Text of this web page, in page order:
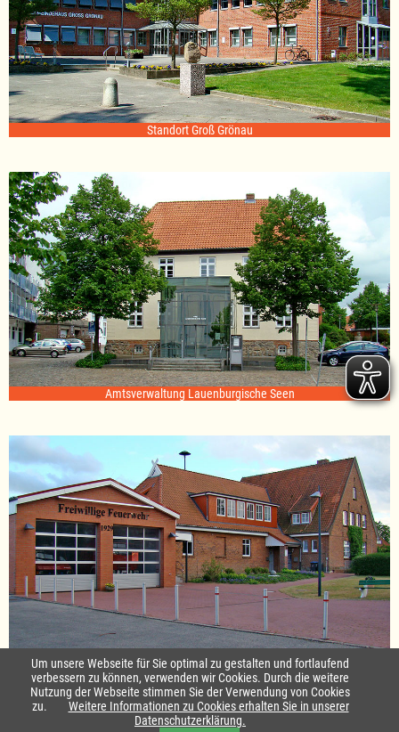
Standort Groß Grönau
Amtsverwaltung Lauenburgische Seen
Standort Sterley
Startseite|Kontakt
Impressum & Datenschutz|Barrierefreiheit
Um unsere Webseite für Sie optimal zu gestalten und fortlaufend
verbessern zu können, verwenden wir Cookies. Durch die weitere
Nutzung der Webseite stimmen Sie der Verwendung von Cookies
zu.
Weitere Informationen zu Cookies erhalten Sie in unserer
Datenschutzerklärung.